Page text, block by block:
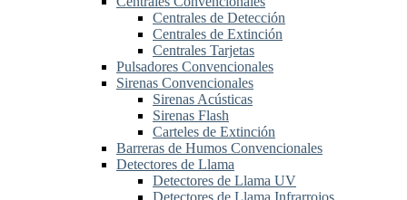
Centrales de Detección
Centrales de Extinción
Centrales Tarjetas
Pulsadores Convencionales
Sirenas Convencionales
Sirenas Acústicas
Sirenas Flash
Carteles de Extinción
Barreras de Humos Convencionales
Detectores de Llama
Detectores de Llama UV
Detectores de Llama Infrarrojos